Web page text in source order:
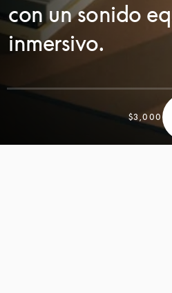
con un sonido
inmersivo.
$3,000